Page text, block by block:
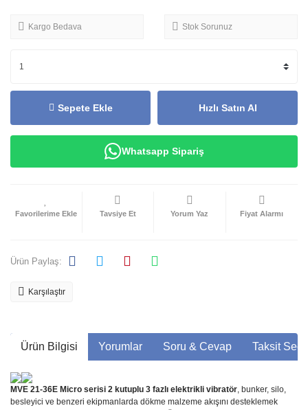
Kargo Bedava Stok Sorunuz
Sepete Ekle Hızlı Satın Al
Whatsapp Sipariş
Tavsiye Et Yorum Yaz Fiyat Alarmı
Ürün Paylaş:
Karşılaştır
Ürün Bilgisi Yorumlar Soru & Cevap Taksit
MVE 21-36E Micro serisi 2 kutuplu 3 fazlı elektrikli vibratör, bunker, silo,
besleyici ve benzeri ekipmanlarda dökme malzeme akışını desteklemek